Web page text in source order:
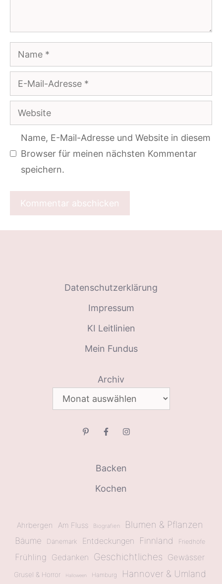
Name
E-
Mail-
Adresse
Website
Name, E-Mail-Adresse und Website in diesem
Browser für meinen nächsten Kommentar
speichern.
Datenschutzerklärung
Impressum
KI Leitlinien
Mein Fundus
Archiv
Backen
Kochen
Ahrbergen Am Fluss Biografien Blumen & Pflanzen
Bäume Dänemark Entdeckungen Finnland Friedhöfe
Frühling Gedanken Geschichtliches Gewässer
Grusel & Horror Halloween Hamburg Hannover & Umland